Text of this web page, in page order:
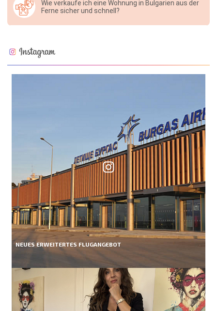
Wie verkaufe ich eine Wohnung in Bulgarien aus der
Ferne sicher und schnell?
NEUES ERWEITERTES FLUGANGEBOT